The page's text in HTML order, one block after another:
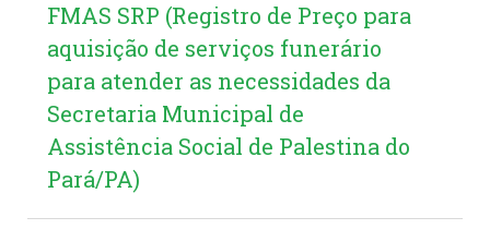
FMAS SRP (Registro de Preço para
aquisição de serviços funerário
para atender as necessidades da
Secretaria Municipal de
Assistência Social de Palestina do
Pará/PA)